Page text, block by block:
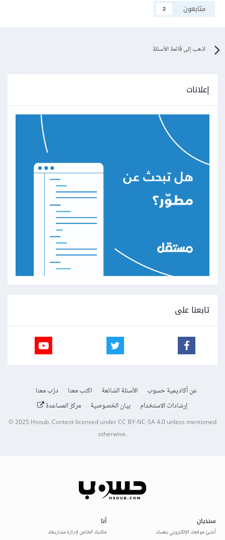
متابعون
2
اذهب إلى قائمة الأسئلة
إعلانات
تابعنا على
عن أكاديمية حسوب الأسئلة الشائعة اكتب معنا
درّب معنا
إرشادات الاستخدام
بيان الخصوصية مركز المساعدة
© 2025Hsoub.Content licensed underCC BY-NC-SA 4.0unless mentioned
otherwise.